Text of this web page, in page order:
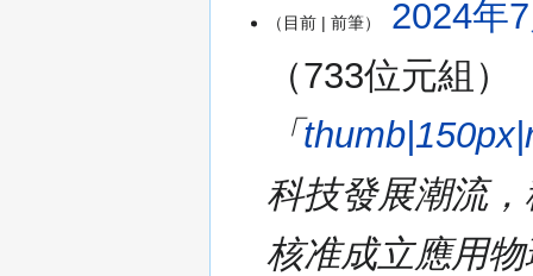
年
目前 前筆
2024年
733位元組
「
科技發展潮流
核准成立應用